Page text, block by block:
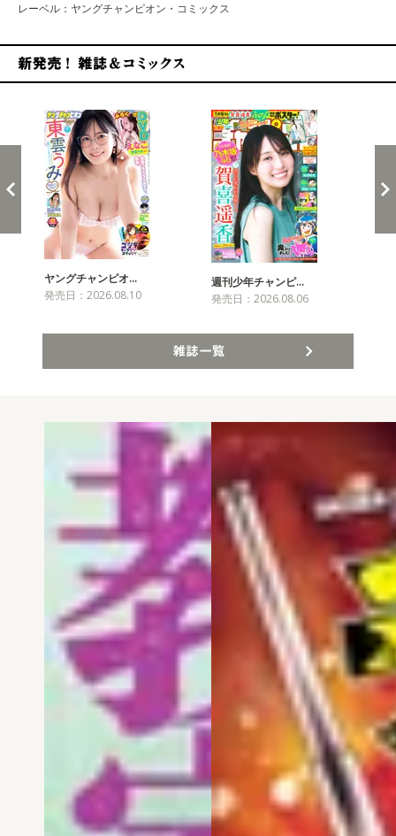
レーベル：ヤングチャンピオン・コミックス
ヤングチャンピオ…
発売日：2026.08.10
週刊少年チャンピ…
発売日：2026.08.06